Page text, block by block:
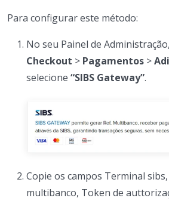
Para configurar este método:
No seu Painel de
Checkout > Pagamentos >
selecione “SIBS Gateway”.
Copie os campos Terminal
multibanco, Token de